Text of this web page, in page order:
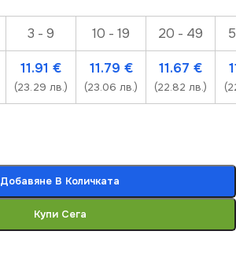
3 - 9 10 - 19 20 - 49
11.91 €
(23.29 лв.)
11.79 €
(23.06 лв.)
11.67 €
(22.82 лв.)
Добавяне В Количката
Купи Сега